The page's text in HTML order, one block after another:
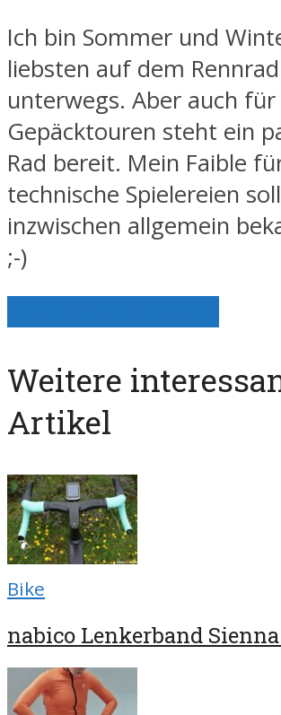
Ich bin Sommer und
liebsten auf dem Rennrad
unterwegs. Aber auch
Gepäcktouren steht ein
Rad bereit. Mein Faible
technische Spielereien
inzwischen allgemein
;-)
Weitere
Artikel
Bike
nabico Lenkerband